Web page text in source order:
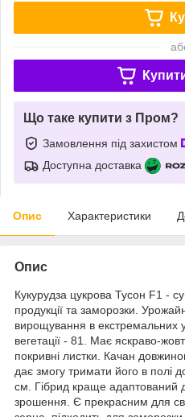
Що таке купити з Пром?
Замовлення під захистом
Доступна доставка
Опис Характеристики
Опис
Кукурудза цукрова Тусон F1 -
продукції та заморозки.
вирощування в екстремальних
вегетації - 81. Має яскраво-
покривні листки. Качан
дає змогу тримати його в полі
см. Гібрид краще адаптований
зрошення. Є прекрасним для